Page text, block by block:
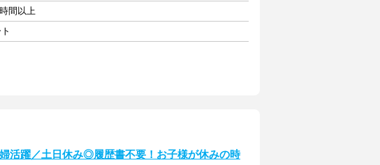
間以上
活躍／土日休み◎履歴書不要！お子様が休みの時